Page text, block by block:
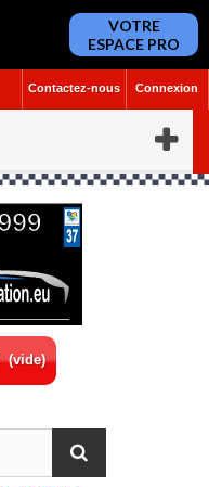
VOTRE
ESPACE PRO
Connexion
Contactez-nous
(vide)